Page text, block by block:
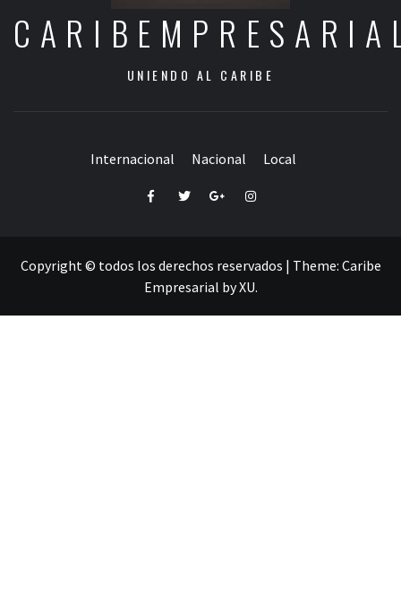
UNIENDO AL CARIBE
Internacional Nacional Local
FacebookTwitterGoogle+Instagram
Copyright © todos los derechos reservados | Theme: Caribe
Empresarial byXU.